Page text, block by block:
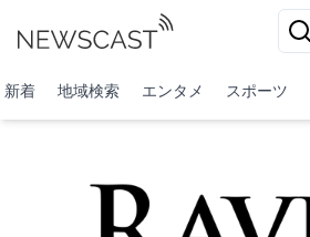
新着 地域検索 エンタメ スポーツ